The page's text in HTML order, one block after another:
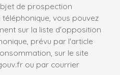
de prospection
vous pouvez
sur la liste d'opposition
prévu par l'article
sur le site
ou par courrier